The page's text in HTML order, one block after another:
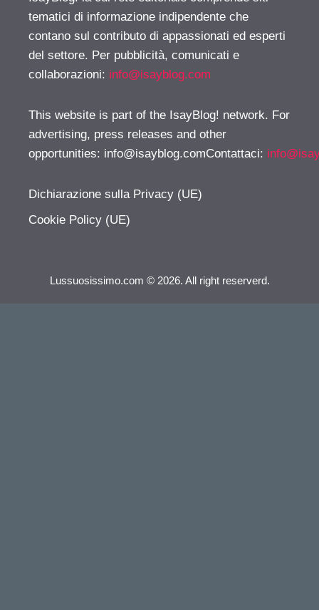
tematici di informazione indipendente che
contano sul contributo di appassionati ed esperti
del settore. Per pubblicità, comunicati e
collaborazioni: info@isayblog.com
This website is part of the IsayBlog! network. For
advertising, press releases and other
opportunities: info@isayblog.comContattaci:
Dichiarazione sulla Privacy (UE)
Cookie Policy (UE)
Lussuosissimo.com © 2026. All right reserverd.